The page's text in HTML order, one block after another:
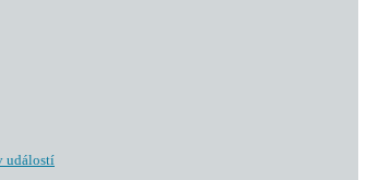
událostí